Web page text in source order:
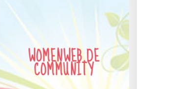
WOMENWEB.DE
COMMUNITY